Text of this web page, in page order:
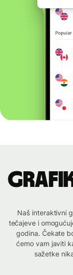
Naš interaktivni
tečajeve i
godina. Čekate
ćemo vam javiti
sažetke